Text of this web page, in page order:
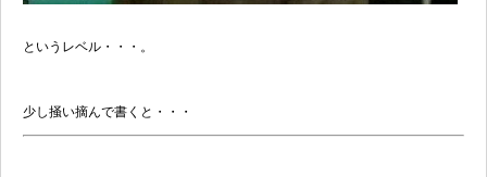
というレベル・・・。
少し掻い摘んで書くと・・・